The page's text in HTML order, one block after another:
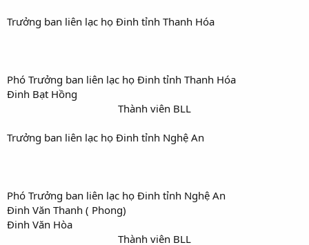
Trưởng ban liên lạc họ Đinh tỉnh Thanh Hóa
Phó Trưởng ban liên lạc họ Đinh tỉnh Thanh Hóa
Đinh Bạt Hồng
Thành viên BLL​
Trưởng ban liên lạc họ Đinh tỉnh Nghệ An
Phó Trưởng ban liên lạc họ Đinh tỉnh Nghệ An
Đinh Văn Thanh ( Phong)
Đinh Văn Hòa
Thành viên BLL​